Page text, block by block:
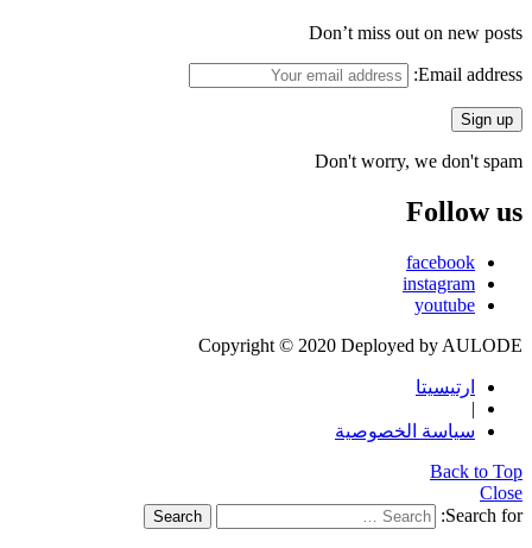
Don’t miss out on new posts
Email address:
Don't worry, we don't spam
Follow us
facebook
instagram
youtube
Copyright © 2020 Deployed by AULODE
ارتيسيتا
|
سياسة الخصوصية
Back to Top
Close
Search for:
Search